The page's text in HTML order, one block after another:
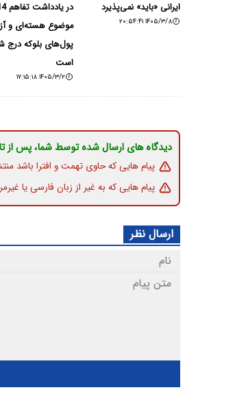
ایرانی «باید» نمی‌پذیرد
۱۴۰۵/۳/۸ ۲۰:۵۴:۴۱
موضوع هسته‌ای و
پول‌های بلوکه درج
است
۱۴۰۵/۳/۲ ۱۷:۱۵:۱۸
دیدگاه های ارسال شده توسط شما، پس از
پیام هایی که حاوی تهمت و افترا باشد
پیام هایی که به غیر از زبان فارسی یا
ارسال نظر